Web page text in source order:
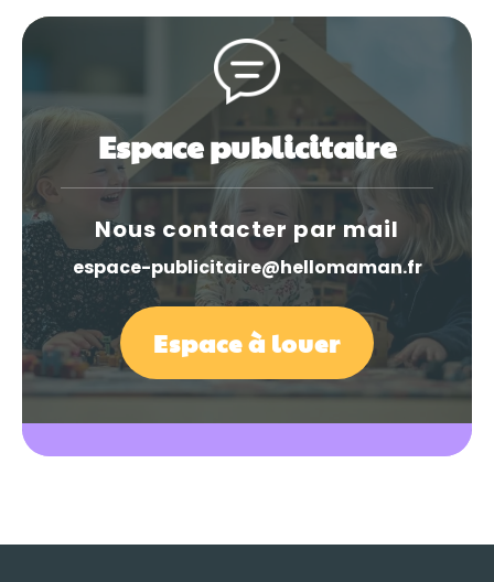
Espace publicitaire
Nous contacter par mail
espace-publicitaire@hellomaman.fr
Espace à louer